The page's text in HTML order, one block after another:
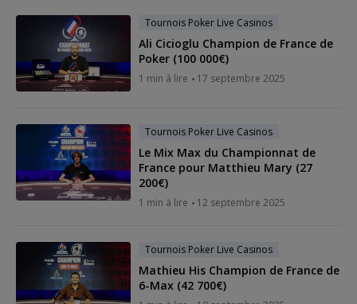
Tournois Poker Live Casinos
Ali Cicioglu Champion de France de
Poker (100 000€)
1 min à lire 17 septembre 2025
Tournois Poker Live Casinos
Le Mix Max du Championnat de
France pour Matthieu Mary (27
200€)
1 min à lire 12 septembre 2025
Tournois Poker Live Casinos
Mathieu His Champion de France de
6-Max (42 700€)